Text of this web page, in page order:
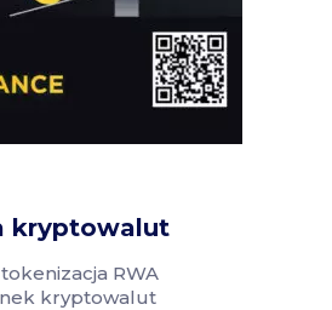
kryptowalut
RWA
kryptowalut